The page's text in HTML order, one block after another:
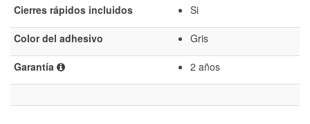
Cierres rápidos incluidos Si
Color del adhesivo Gris
Garantía 2 años